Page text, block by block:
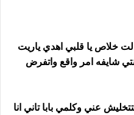
خلاص يا قلبي اهدي ياريت
شايفه امر واقع واتفرض
عني وكلمي بابا تاني انا